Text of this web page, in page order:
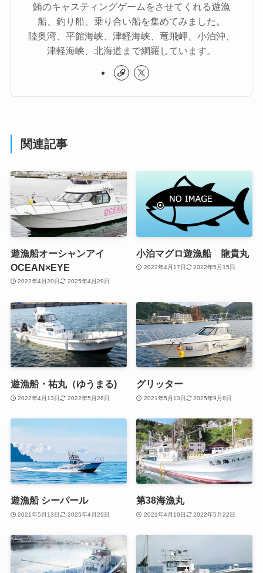
鮪のキャスティングゲームをさせてくれる遊漁
船、釣り船、乗り合い船を集めてみました。
陸奥湾、平館海峡、津軽海峡、竜飛岬、小泊沖、
津軽海峡、北海道まで網羅しています。
関連記事
遊漁船オーシャンアイ
OCEAN×EYE
2022年4月20日 2025年4月29日
小泊マグロ遊漁船 龍貴丸
2022年4月17日 2022年5月15日
遊漁船・祐丸（ゆうまる)
2022年4月13日 2022年5月26日
グリッター
2021年5月13日 2025年9月8日
遊漁船 シーパール
2021年5月13日 2025年4月29日
第38海漁丸
2021年4月10日 2022年5月22日